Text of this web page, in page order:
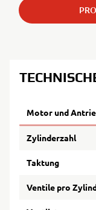
Motor und
Zylinderzahl
Taktung
Ventile pro